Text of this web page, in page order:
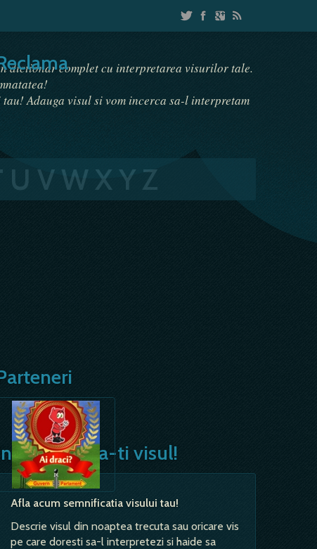
dictionar complet cu interpretarea visurilor tale.
Adauga visul si vom incerca sa-l interpretam
U VW XY Z
ti visul!
Afla acum semnificatia visului tau!
Descrie visul din noaptea trecuta sau oricare vis
pe care doresti sa-l interpretezi si haide sa